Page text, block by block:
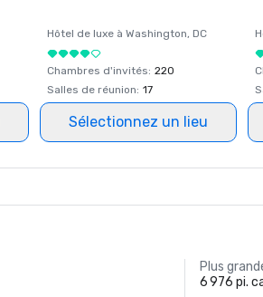
Hôtel de luxe à Washington, DC
Chambres d'invités: 220
Salles de réunion: 17
Sélectionnez un lieu
Plus
6 976 pi.